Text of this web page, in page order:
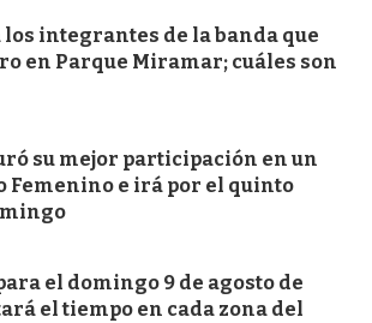
integrantes de la banda que
en Parque Miramar; cuáles son
su mejor participación en un
Femenino e irá por el quinto
el domingo 9 de agosto de
el tiempo en cada zona del